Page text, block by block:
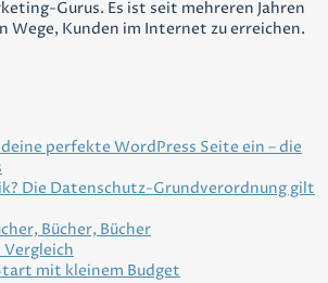
Gurus. Es ist seit mehreren Jahren
Wege, Kunden im Internet zu erreichen.
perfekte WordPress Seite ein – die
Die Datenschutz-Grundverordnung gilt
Bücher, Bücher
mit kleinem Budget